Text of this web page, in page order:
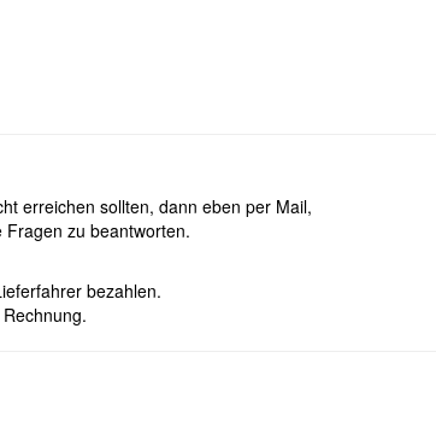
erreichen sollten, dann eben per Mail,
zu beantworten.
bezahlen.